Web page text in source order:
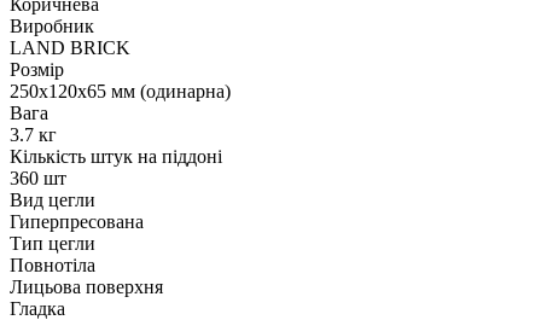
Виробник
LAND BRICK
Розмір
250х120х65 мм (одинарна)
Вага
3.7 кг
Кількість штук на піддоні
360 шт
Вид цегли
Гиперпресована
Тип цегли
Повнотіла
Лицьова поверхня
Гладка